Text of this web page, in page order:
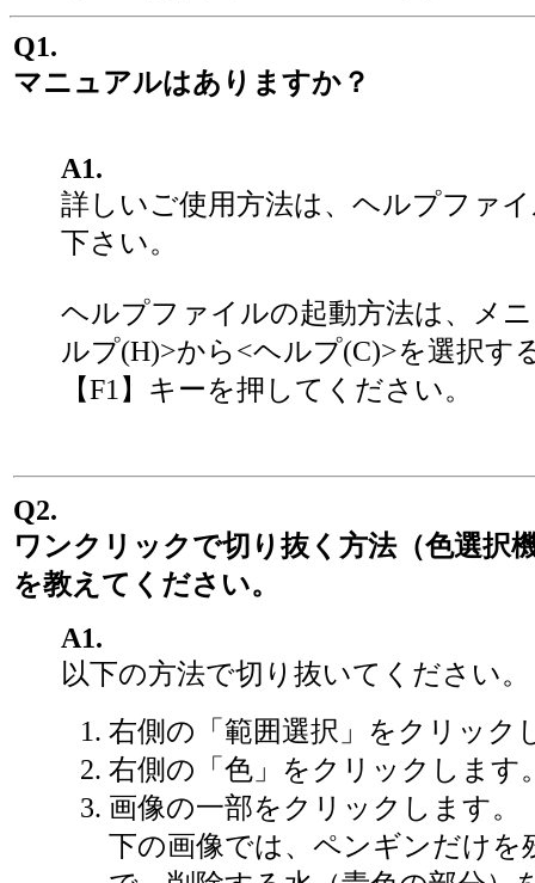
Q1.
マニュアルはありますか？
A1.
詳しいご使用方法は、ヘルプファ
下さい。
ヘルプファイルの起動方法は、メ
ルプ(H)>から<ヘルプ(C)>を選択す
【F1】キーを押してください。
Q2.
ワンクリックで切り抜く方法（色選択
を教えてください。
A1.
以下の方法で切り抜いてください。
右側の「範囲選択」をクリック
右側の「色」をクリックします
画像の一部をクリックします。
下の画像では、ペンギンだけを